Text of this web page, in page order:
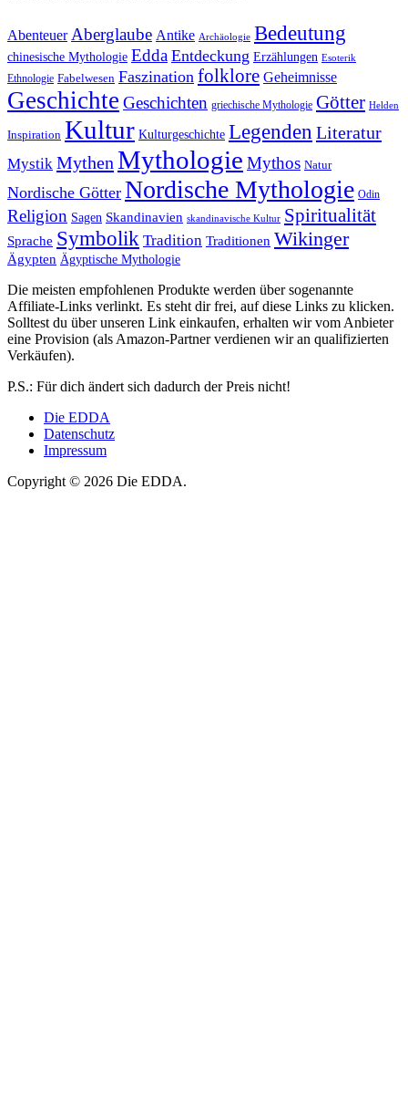
Abenteuer Aberglaube Antike Archäologie Bedeutung
chinesische Mythologie Edda Entdeckung Erzählungen Esoterik
Ethnologie Fabelwesen Faszination folklore Geheimnisse
Geschichte Geschichten griechische Mythologie Götter Helden
Inspiration Kultur Kulturgeschichte Legenden Literatur
Mystik Mythen Mythologie Mythos Natur
Nordische Götter Nordische Mythologie Odin
Religion Sagen Skandinavien skandinavische Kultur Spiritualität
Sprache Symbolik Tradition Traditionen Wikinger
Ägypten Ägyptische Mythologie
Die meisten empfohlenen Produkte werden über sogenannte
Affiliate-Links verlinkt. Es steht dir frei, auf diese Links zu klicken.
Solltest du über unseren Link einkaufen, erhalten wir vom Anbieter
eine Provision (als Amazon-Partner verdienen wir an qualifizierten
Verkäufen).
P.S.: Für dich ändert sich dadurch der Preis nicht!
Die EDDA
Datenschutz
Impressum
Copyright © 2026 Die EDDA.